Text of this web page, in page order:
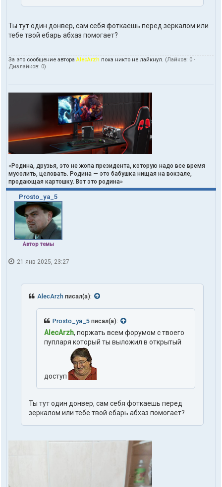
Ты тут один донвер, сам себя фоткаешь перед зеркалом или
тебе твой ебарь абхаз помогает?
За это сообщение автораAlecArzh пока никто не лайкнул. (Лайков: 0 ·
Дизлайков: 0)
«Родина, друзья, это не жопа президента, которую надо все время
мусолить, целовать. Родина — это бабушка нищая на вокзале,
продающая картошку. Вот это родина»
Prosto_ya_5
Автор темы
21 янв 2025, 23:27
AlecArzh писал(а):
Prosto_ya_5 писал(а):
AlecArzh, поржать всем форумом с твоего
пупларя который ты выложил в открытый
доступ
Ты тут один донвер, сам себя фоткаешь перед
зеркалом или тебе твой ебарь абхаз помогает?